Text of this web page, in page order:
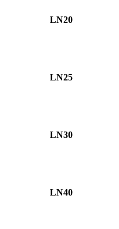
LN20
LN25
LN30
LN40